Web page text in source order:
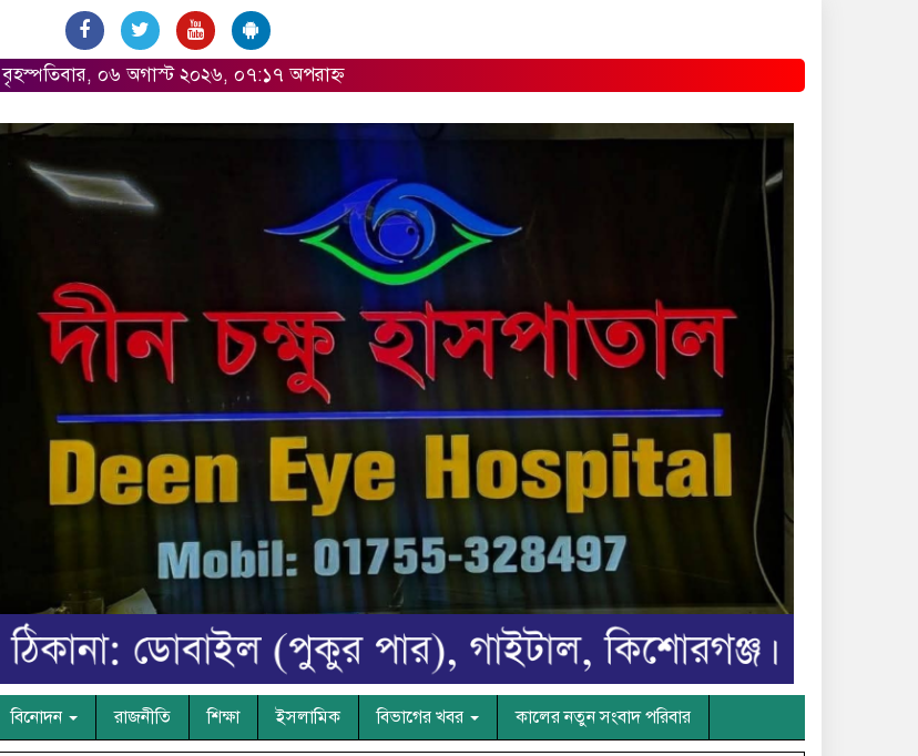
বৃহস্পতিবার, ০৬ অগাস্ট ২০২৬, ০৭:১৭ অপরাহ্ন
বিনোদন রাজনীতি শিক্ষা ইসলামিক বিভাগের খবর কালের নতুন সংবাদ পরিবার